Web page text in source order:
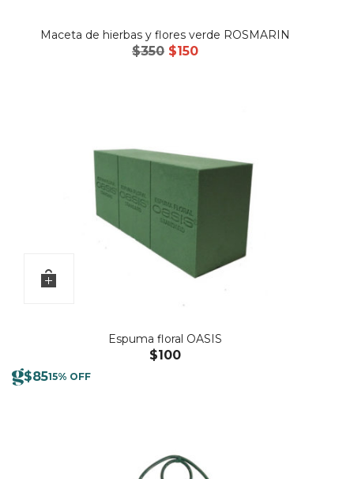
Maceta de hierbas y flores verde ROSMARIN
$350 El
$150El
Espuma floral OASIS
$100
$8515% OFF